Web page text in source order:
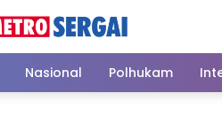
Nasional Polhukam